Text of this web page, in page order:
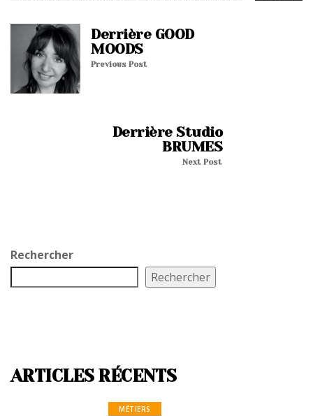
Derrière GOOD
MOODS
Previous Post
Derrière Studio
BRUMES
Next Post
Rechercher
Rechercher
ARTICLES RÉCENTS
MÉTIERS